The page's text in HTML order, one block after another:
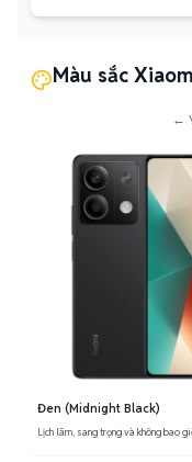
Màu sắc
←
Đen (Midnight Black)
Lịch lãm, sang trọng và không bao